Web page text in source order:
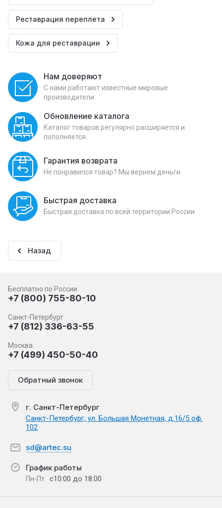
Реставрация переплета
Кожа для реставрации
Нам доверяют
С нами работают известные мировые
производители
Обновление каталога
Каталог товаров регулярно расширяется и
пополняется
Гарантия возврата
Не понравился товар? Мы вернем деньги
Быстрая доставка
Быстрая доставка по всей территории России
Назад
Бесплатно по России
+7 (800) 755-80-10
Санкт-Петербург
+7 (812) 336-63-55
Москва
+7 (499) 450-50-40
Обратный звонок
г. Санкт-Петербург
Санкт-Петербург, ул. Большая Монетная, д.16/5 оф.
102
sd@artec.su
График работы
Пн-Пт с10:00 до 18:00